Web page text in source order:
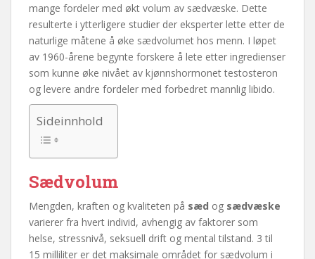
mange fordeler med økt volum av sædvæske. Dette
resulterte i ytterligere studier der eksperter lette etter de
naturlige måtene å øke sædvolumet hos menn. I løpet
av 1960-årene begynte forskere å lete etter ingredienser
som kunne øke nivået av kjønnshormonet testosteron
og levere andre fordeler med forbedret mannlig libido.
Sideinnhold
Sædvolum
Mengden, kraften og kvaliteten på sæd og sædvæske
varierer fra hvert individ, avhengig av faktorer som
helse, stressnivå, seksuell drift og mental tilstand. 3 til
15 milliliter er det maksimale området for sædvolum i